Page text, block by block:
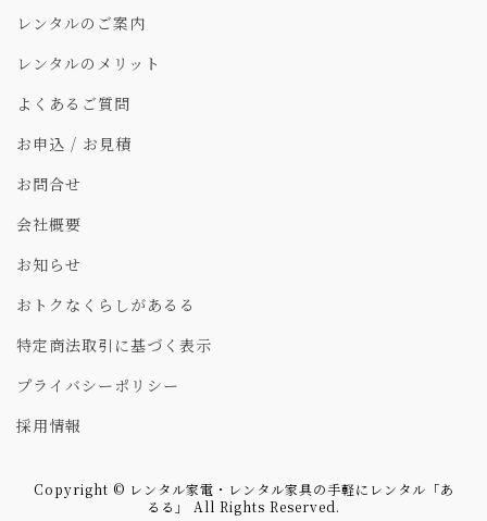
レンタルのご案内
レンタルのメリット
よくあるご質問
お申込 / お見積
お問合せ
会社概要
お知らせ
おトクなくらしがあるる
特定商法取引に基づく表示
プライバシーポリシー
採用情報
Copyright © レンタル家電・レンタル家具の手軽にレンタル「あ
るる」 All Rights Reserved.